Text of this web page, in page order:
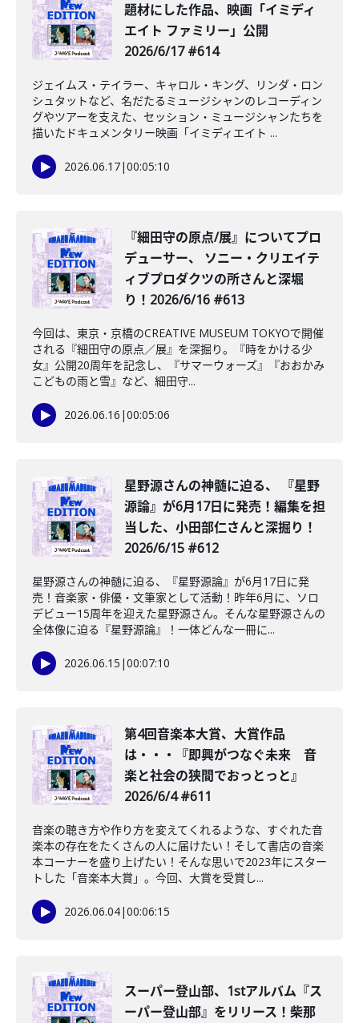
題材にした作品、映画「イミディ
エイト ファミリー」公開
2026/6/17 #614
ジェイムス・テイラー、キャロル・キング、リンダ・ロン
シュタットなど、名だたるミュージシャンのレコーディン
グやツアーを支えた、セッション・ミュージシャンたちを
描いたドキュメンタリー映画「イミディエイト ...
2026.06.17|00:05:10
️『細田守の原点/展』についてプロ
デューサー、 ソニー・クリエイテ
ィブプロダクツの所さんと深堀
り！2026/6/16 #613
今回は、東京・京橋のCREATIVE MUSEUM TOKYOで開催
される『細田守の原点／展』を深掘り。『時をかける少
女』公開20周年を記念し、『サマーウォーズ』『おおかみ
こどもの雨と雪』など、細田守...
2026.06.16 |00:05:06
星野源さんの神髄に迫る、 『星野
源論』が6月17日に発売！編集を担
当した、小田部仁さんと深掘り！
2026/6/15 #612
星野源さんの神髄に迫る、『星野源論』が6月17日に発
売！音楽家・俳優・文筆家として活動！昨年6月に、ソロ
デビュー15周年を迎えた星野源さん。そんな星野源さんの
全体像に迫る『星野源論』！一体どんな一冊に...
2026.06.15 |00:07:10
第4回音楽本大賞、大賞作品
は・・・『即興がつなぐ未来 音
楽と社会の狭間でおっとっと』
2026/6/4 #611
音楽の聴き方や作り方を変えてくれるような、すぐれた音
楽本の存在をたくさんの人に届けたい！そして書店の音楽
本コーナーを盛り上げたい！そんな思いで2023年にスター
トした「音楽本大賞」。今回、大賞を受賞し...
2026.06.04|00:06:15
スーパー登山部、1stアルバム『ス
ーパー登山部』をリリース！柴那